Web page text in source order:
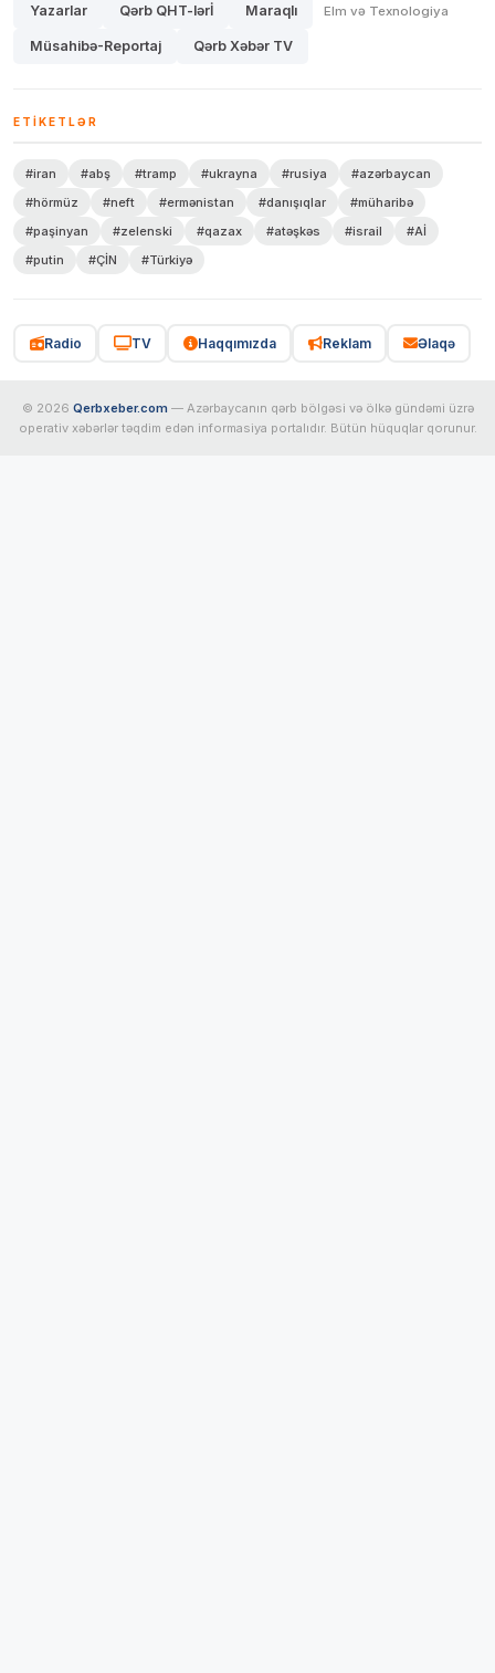
Yazarlar Qərb QHT-lərİ Maraqlı Elm və Texnologiya
Müsahibə-Reportaj Qərb Xəbər TV
ETIKETLƏR
#iran #abş #tramp #ukrayna #rusiya
#azərbaycan
#hörmüz
#neft #ermənistan #danışıqlar
#müharibə
#paşinyan
#zelenski #qazax #atəşkəs #israil
#Aİ
#putin
#ÇİN #Türkiyə
Radio TV Haqqımızda Reklam Əlaqə
© 2026 Qerbxeber.com — Azərbaycanın qərb bölgəsi və ölkə gündəmi üzrə
operativ xəbərlər təqdim edən informasiya portalıdır. Bütün hüquqlar qorunur.